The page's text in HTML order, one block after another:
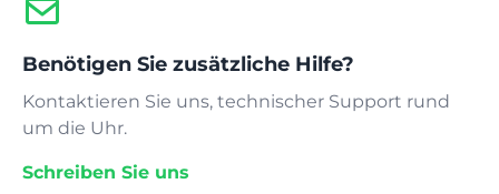
Benötigen Sie zusätzliche Hilfe?
Kontaktieren Sie uns, technischer Support rund
um die Uhr.
Schreiben Sie uns